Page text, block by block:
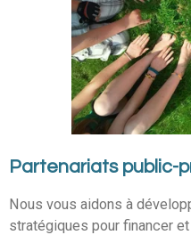
Partenariats public-
Nous vous aidons à
stratégiques pour financer